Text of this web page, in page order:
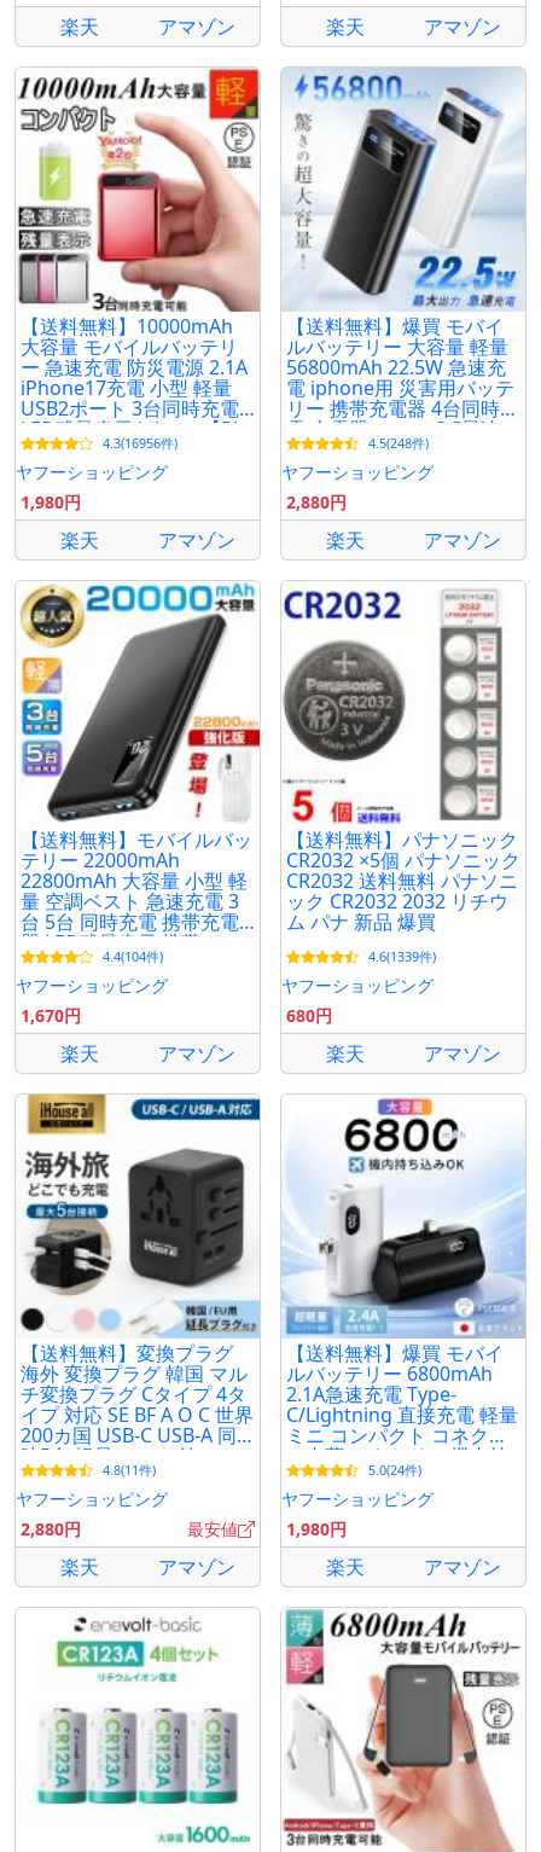
楽天 アマゾン 楽天 アマゾン
【送料無料】10000mAh
大容量 モバイルバッテリ
ー 急速充電 防災電源 2.1A
iPhone17充電 小型 軽量
USB2ポート 3台同時充電
LED残量表示 iphone【PL
保険加入済み製品・安心】
4.3(16956件)
ヤフーショッピング
1,980円
楽天 アマゾン
【送料無料】爆買 モバイ
ルバッテリー 大容量 軽量
56800mAh 22.5W 急速充
電 iphone用 災害用バッテ
リー 携帯充電器 4台同時充
電 充電器 type-c QC最速
4.5(248件)
ヤフーショッピング
2,880円
楽天 アマゾン
【送料無料】モバイルバッ
テリー 22000mAh
22800mAh 大容量 小型 軽
量 空調ベスト 急速充電 3
台 5台 同時充電 携帯充電
器 LED残量表示 携帯バッ
テリー PSE認証 超PayPay
祭
4.4(104件)
ヤフーショッピング
1,670円
楽天 アマゾン
【送料無料】パナソニック
CR2032 ×5個 パナソニック
CR2032 送料無料 パナソニ
ック CR2032 2032 リチウ
ム パナ 新品 爆買
4.6(1339件)
ヤフーショッピング
680円
楽天 アマゾン
【送料無料】変換プラグ
海外 変換プラグ 韓国 マル
チ変換プラグ Cタイプ 4タ
イプ 対応 SE BF A O C 世界
200カ国 USB-C USB-A 同
時5台 軽量 ケース付
4.8(11件)
ヤフーショッピング
2,880円
最安値
楽天 アマゾン
【送料無料】爆買 モバイ
ルバッテリー 6800mAh
2.1A急速充電 Type-
C/Lightning 直接充電 軽量
ミニ コンパクト コネクタ
ー内蔵 アウトドア 機内持
込可 PSE認証 停電対策 防
災
5.0(24件)
ヤフーショッピング
1,980円
楽天 アマゾン